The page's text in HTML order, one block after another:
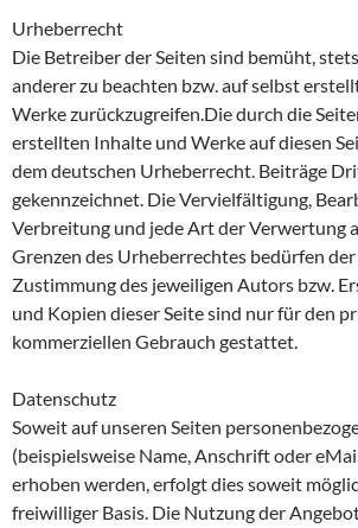
Urheberrecht
Die Betreiber der Seiten sind bemüht,
anderer zu beachten bzw. auf selbst
Werke zurückzugreifen.Die durch die
erstellten Inhalte und Werke auf diesen
dem deutschen Urheberrecht. Beiträge
gekennzeichnet. Die Vervielfältigung,
Verbreitung und jede Art der Verwertung
Grenzen des Urheberrechtes bedürfen
Zustimmung des jeweiligen Autors bzw.
und Kopien dieser Seite sind nur für den
kommerziellen Gebrauch gestattet.
Datenschutz
Soweit auf unseren Seiten
(beispielsweise Name, Anschrift oder
erhoben werden, erfolgt dies soweit
freiwilliger Basis. Die Nutzung der